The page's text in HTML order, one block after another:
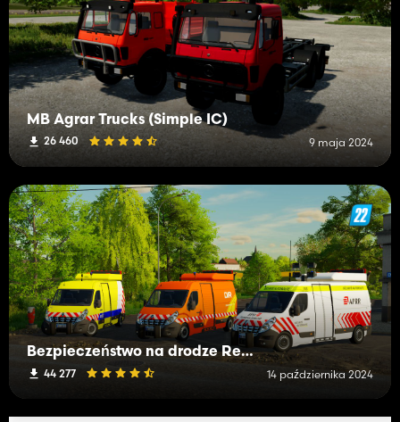
MB Agrar Trucks (Simple IC)
26 460 9 maja 2024
Bezpieczeństwo na drodze Renault Master III
44 277 14 października 2024